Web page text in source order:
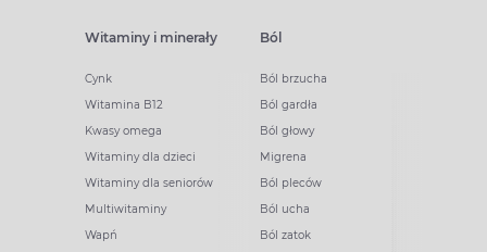
Witaminy i minerały
Cynk
Witamina B12
Kwasy omega
Witaminy dla dzieci
Witaminy dla seniorów
Multiwitaminy
Wapń
Ból
Ból brzucha
Ból gardła
Ból głowy
Migrena
Ból pleców
Ból ucha
Ból zatok